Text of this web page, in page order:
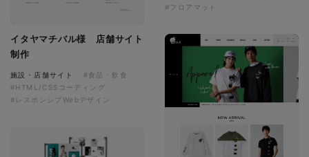
イタヤマチバル様 店舗サイト
制作
施設・店舗サイト
#食品・飲食
#HTML/CSSコーディング
#レスポンシブWebデザイン
#フロアマット